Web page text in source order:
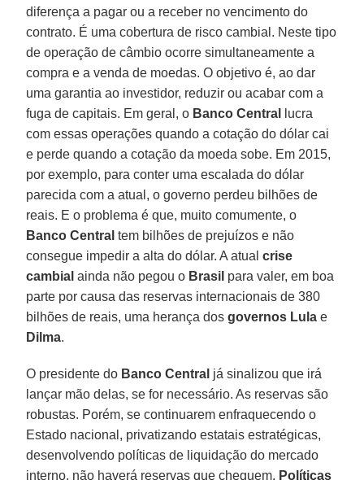
diferença a pagar ou a receber no vencimento do
contrato. É uma cobertura de risco cambial. Neste tipo
de operação de câmbio ocorre simultaneamente a
compra e a venda de moedas. O objetivo é, ao dar
uma garantia ao investidor, reduzir ou acabar com a
fuga de capitais. Em geral, o Banco Central
lucra
com essas operações quando a cotação do dólar cai
e perde quando a cotação da moeda sobe. Em 2015,
por exemplo, para conter uma escalada do dólar
parecida com a atual, o governo perdeu bilhões de
reais. E o problema é que, muito comumente, o
Banco Central tem bilhões de prejuízos e não
consegue impedir a alta do dólar. A atualcrise
cambial ainda não pegou o Brasil para valer, em boa
parte por causa das reservas internacionais de 380
bilhões de reais, uma herança dosgovernos Lula e
Dilma.
O presidente do Banco Central já sinalizou que irá
lançar mão delas, se for necessário. As reservas são
robustas. Porém, se continuarem enfraquecendo o
Estado nacional, privatizando estatais estratégicas,
desenvolvendo políticas de liquidação do mercado
interno, não haverá reservas que cheguem. Políticas